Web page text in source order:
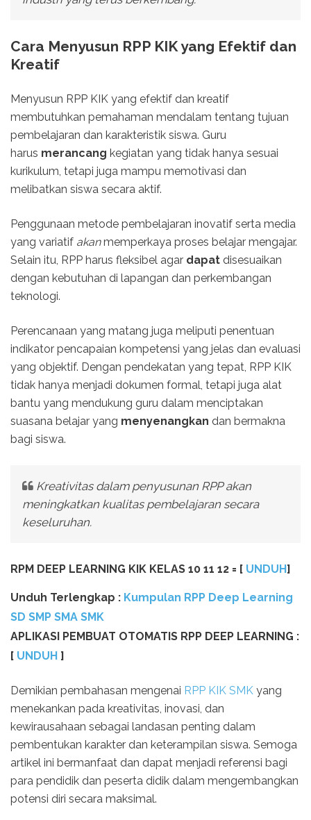
Cara Menyusun RPP KIK yang Efektif dan
Kreatif
Menyusun RPP KIK yang efektif dan kreatif
membutuhkan pemahaman mendalam tentang tujuan
pembelajaran dan karakteristik siswa. Guru
harus merancang kegiatan yang tidak hanya sesuai
kurikulum, tetapi juga mampu memotivasi dan
melibatkan siswa secara aktif.
Penggunaan metode pembelajaran inovatif serta media
yang variatif akanmemperkaya proses belajar mengajar.
Selain itu, RPP harus fleksibel agar dapat disesuaikan
dengan kebutuhan di lapangan dan perkembangan
teknologi.
Perencanaan yang matang juga meliputi penentuan
indikator pencapaian kompetensi yang jelas dan evaluasi
yang objektif. Dengan pendekatan yang tepat, RPP KIK
tidak hanya menjadi dokumen formal, tetapi juga alat
bantu yang mendukung guru dalam menciptakan
suasana belajar yang menyenangkan dan bermakna
bagi siswa.
Kreativitas dalam penyusunan RPP akan
meningkatkan kualitas pembelajaran secara
keseluruhan.
RPM DEEP LEARNING KIK KELAS 10 11 12 = [ UNDUH]
Unduh Terlengkap : Kumpulan RPP Deep Learning
SD SMP SMA SMK
APLIKASI PEMBUAT OTOMATIS RPP DEEP LEARNING :
[ UNDUH ]
Demikian pembahasan mengenai RPP KIK SMK yang
menekankan pada kreativitas, inovasi, dan
kewirausahaan sebagai landasan penting dalam
pembentukan karakter dan keterampilan siswa. Semoga
artikel ini bermanfaat dan dapat menjadi referensi bagi
para pendidik dan peserta didik dalam mengembangkan
potensi diri secara maksimal.